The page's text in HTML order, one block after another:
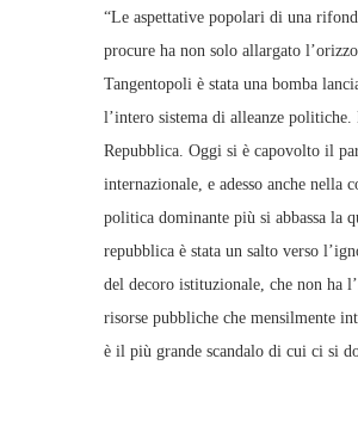
“Le aspettative popolari di una
procure ha non solo allargato
Tangentopoli è stata una bomba
l’intero sistema di alleanze
Repubblica. Oggi si è capovolto il
internazionale, e adesso anche
politica dominante più si abbassa la
repubblica è stata un salto verso
del decoro istituzionale, che non ha
risorse pubbliche che mensilmente
è il più grande scandalo di cui ci si